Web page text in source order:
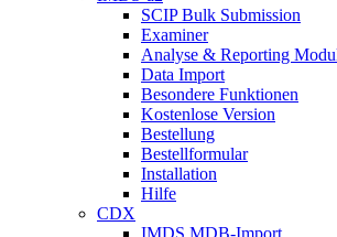
SCIP Bulk Submission
Examiner
Analyse & Reporting
Data Import
Besondere Funktionen
Kostenlose Version
Bestellung
Bestellformular
Installation
Hilfe
CDX
IMDS MDB-Import